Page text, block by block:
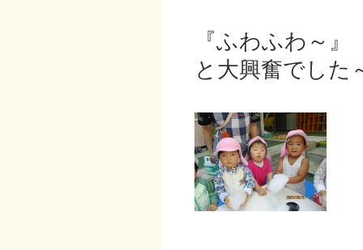
『ふわふわ～
と大興奮でした